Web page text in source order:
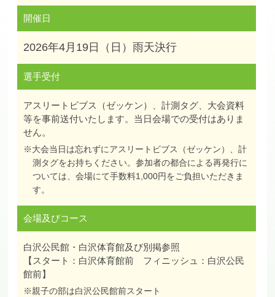
開催日
2026年4月19日（日）雨天決行
選手受付
アスリートビブス（ゼッケン）、計測タグ、大会資料
等を事前送付いたします。当日会場での受付はありま
せん。
※大会当日は忘れずにアスリートビブス（ゼッケン）、計
測タグをお持ちください。参加者の都合による再発行に
ついては、会場にて手数料1,000円をご負担いただきま
す。
会場及びコース
白沢公民館・白沢体育館及び別掲参照
【スタート：白沢体育館前 フィニッシュ：白沢公民
館前】
※親子の部は白沢公民館前スタート